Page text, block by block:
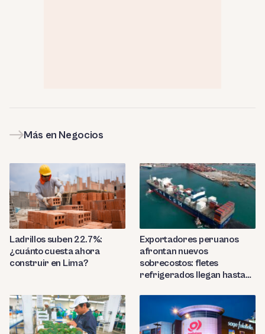
Más en Negocios
Ladrillos suben 22.7%:
¿cuánto cuesta ahora
construir en Lima?
Exportadores peruanos
afrontan nuevos
sobrecostos: fletes
refrigerados llegan hasta